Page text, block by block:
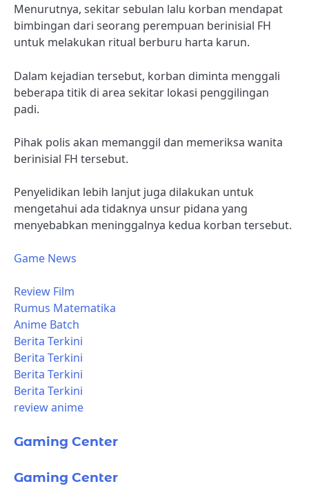
Menurutnya, sekitar sebulan lalu korban mendapat
bimbingan dari seorang perempuan berinisial FH
untuk melakukan ritual berburu harta karun.
Dalam kejadian tersebut, korban diminta menggali
beberapa titik di area sekitar lokasi penggilingan
padi.
Pihak polis akan memanggil dan memeriksa wanita
berinisial FH tersebut.
Penyelidikan lebih lanjut juga dilakukan untuk
mengetahui ada tidaknya unsur pidana yang
menyebabkan meninggalnya kedua korban tersebut.
Game News
Review Film
Rumus Matematika
Anime Batch
Berita Terkini
Berita Terkini
Berita Terkini
Berita Terkini
review anime
Gaming Center
Gaming Center